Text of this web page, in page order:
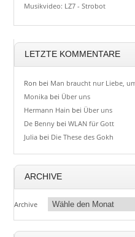
Musikvideo: LZ7 - Strobot
LETZTE KOMMENTARE
Ron bei Man braucht nur Liebe,
Monika bei Über uns
Hermann Hain bei Über uns
De Benny beiWLAN für Gott
Julia bei Die These des Gokh
ARCHIVE
Archive